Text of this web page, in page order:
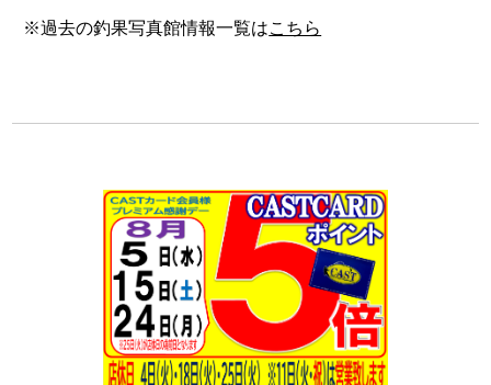
※過去の釣果写真館情報一覧はこちら